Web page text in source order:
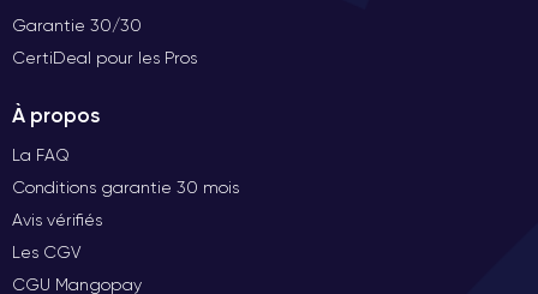
Garantie 30/30
CertiDeal pour les Pros
À propos
La FAQ
Conditions garantie 30 mois
Avis vérifiés
Les CGV
CGU Mangopay